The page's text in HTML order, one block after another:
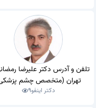
تلفن و آدرس دکتر علیرضا
تهران (متخصص چشم
دکتر اینفو9